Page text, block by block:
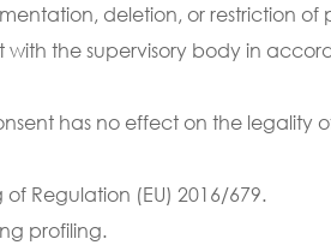
deletion, or restriction of
the supervisory body in
has no effect on the legality
Regulation (EU) 2016/679.
profiling.